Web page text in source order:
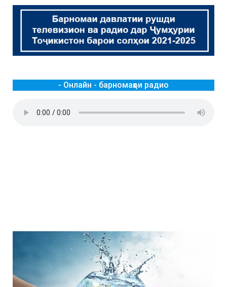
- Онлайн - барномаҳои радио